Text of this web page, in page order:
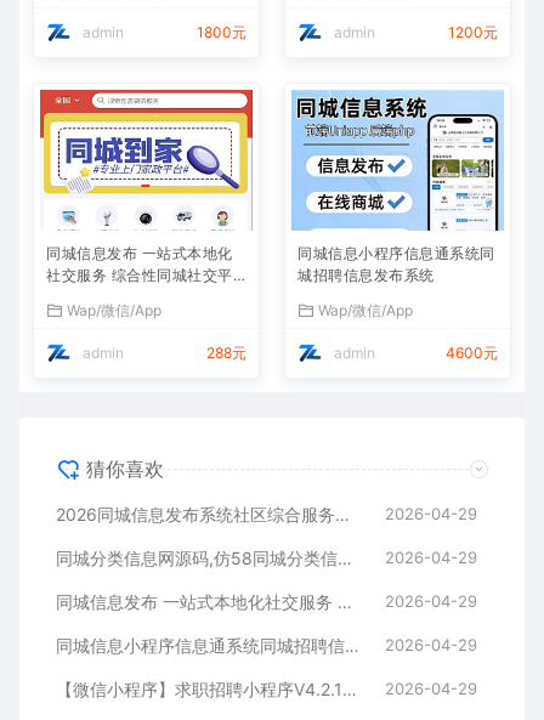
admin 1800元 admin 1200元
同城信息发布 一站式本地化
社交服务 综合性同城社交平
Wap/微信/App
admin 288元
同城信息小程序信息通系统同
城招聘信息发布系统
Wap/微信/App
admin 4600元
猜你喜欢
2026同城信息发布系统社区综合服务本地生活圈子商户入驻 招聘 信息发布置顶源码 2026-04-29
同城分类信息网源码,仿58同城分类信息源码,仿58同城小程序源码 2026-04-29
同城信息发布 一站式本地化社交服务 综合性同城社交平台 2026-04-29
同城信息小程序信息通系统同城招聘信息发布系统 2026-04-29
【微信小程序】求职招聘小程序V4.2.1全开源版，增加会员中心自定义头像与昵称功能 2026-04-29